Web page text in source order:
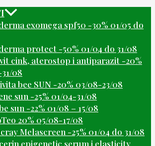
exomega spf50 -30% 01/05 do
protect -50% 01/04 do 31/08
cink, aterostop i antiparazit -20%
08
bee SUN -20% 03/08-23/08
sun -25% 01/04-31/08
sun -22% 01/08 – 15/08
20% 05/08-17/08
Melascreen -25% 01/04 do 31/08
epigenetic serum i elasticity